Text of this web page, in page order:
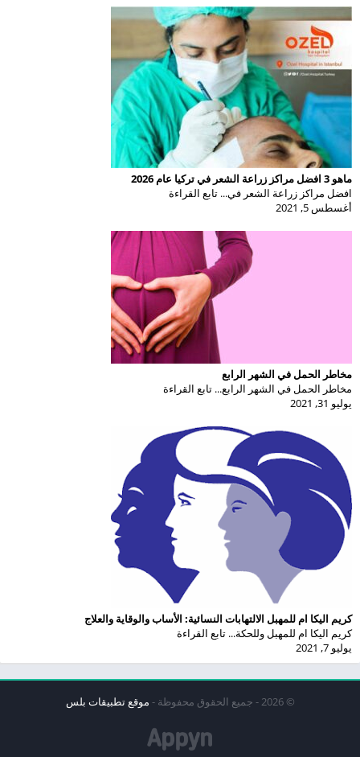
ماهو 3 افضل مراكز زراعة الشعر في تركيا عام 2026
افضل مراكز زراعة الشعر في... تابع القراءة
أغسطس 5, 2021
مخاطر الحمل في الشهر الرابع
مخاطر الحمل في الشهر الرابع... تابع القراءة
يوليو 31, 2021
كريم اليكا ام للمهبل الالتهابات النسائية: الأساب والوقاية والعلاج
كريم اليكا ام للمهبل وللحكة... تابع القراءة
يوليو 7, 2021
© 2026 - جميع الحقوق محفوظة - موقع تطبيقات بلس